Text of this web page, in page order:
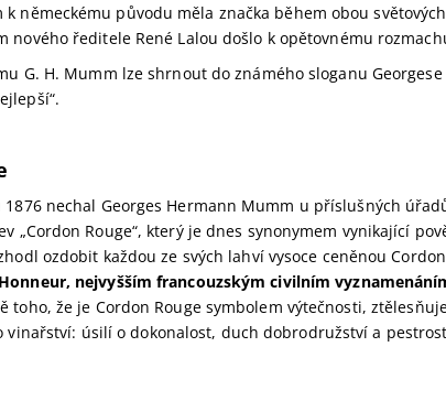
k německému původu měla značka během obou
nového ředitele René Lalou došlo k opětovnému
G. H. Mumm lze shrnout do známého sloganu
nechal Georges Hermann Mumm u příslušných
„Cordon Rouge“, který je dnes synonymem vynikající
ozdobit každou ze svých lahví vysoce ceněnou
nejvyšším francouzským civilním
toho, že je Cordon Rouge symbolem výtečnosti,
vinařství: úsilí o dokonalost, duch dobrodružství a